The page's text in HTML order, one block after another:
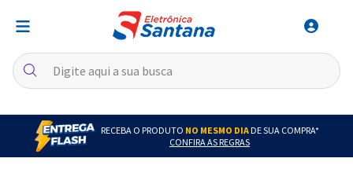
RECEBA O PRODUTO NO MESMO DIADE SUA COMPRA*
CONFIRA AS REGRAS